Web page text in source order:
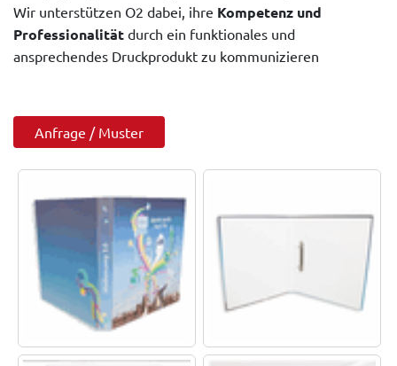
Wir unterstützen O2 dabei, ihre Kompetenz und
Professionalität durch ein funktionales und
ansprechendes Druckprodukt zu kommunizieren
Anfrage / Muster